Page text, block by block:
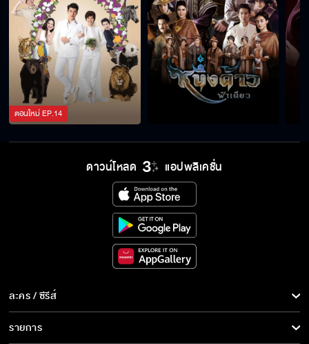
ดาวหลงฟ้า ภูผาสีเงิน EP.9[10/10]
ตอนใหม่EP.14
ดาวน์โหลด แอปพลิเคชั่น
ละคร / ซีรีส์
ละคร/ซีรีส์
รายการ